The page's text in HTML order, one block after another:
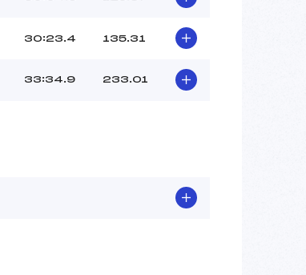
30:23.4 135.31
33:34.9 233.01